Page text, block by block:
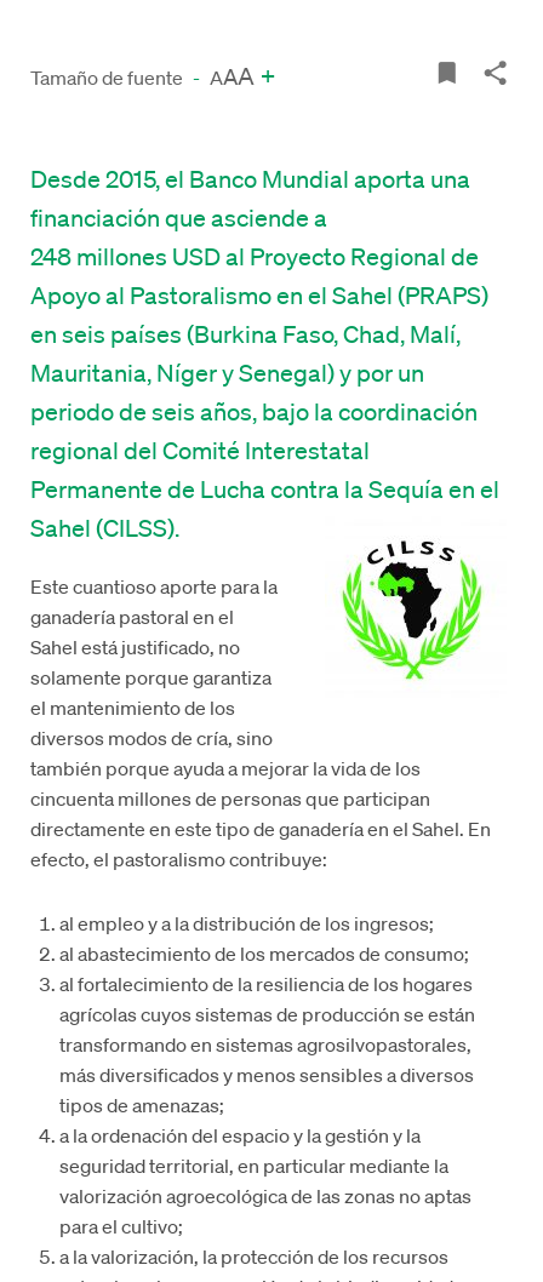
Tamaño de fuente - AAA +
Desde 2015, el Banco Mundial aporta una
financiación que asciende a
248 millones USD al Proyecto Regional de
Apoyo al Pastoralismo en el Sahel (PRAPS)
en seis países (Burkina Faso, Chad, Malí,
Mauritania, Níger y Senegal) y por un
periodo de seis años, bajo la coordinación
regional del Comité Interestatal
Permanente de Lucha contra la Sequía en el
Sahel (CILSS).
Este cuantioso aporte para la
ganadería pastoral en el
Sahel está justificado, no
solamente porque garantiza
el mantenimiento de los
diversos modos de cría, sino
también porque ayuda a mejorar la vida de los
cincuenta millones de personas que participan
directamente en este tipo de ganadería en el Sahel. En
efecto, el pastoralismo contribuye:
al empleo y a la distribución de los ingresos;
al abastecimiento de los mercados de consumo;
al fortalecimiento de la resiliencia de los hogares
agrícolas cuyos sistemas de producción se están
transformando en sistemas agrosilvopastorales,
más diversificados y menos sensibles a diversos
tipos de amenazas;
a la ordenación del espacio y la gestión y la
seguridad territorial, en particular mediante la
valorización agroecológica de las zonas no aptas
para el cultivo;
a la valorización, la protección de los recursos